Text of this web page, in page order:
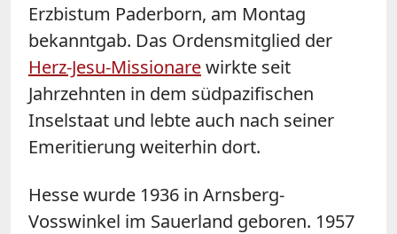
Erzbistum Paderborn, am Montag
bekanntgab. Das Ordensmitglied der
Herz-Jesu-Missionarewirkte seit
Jahrzehnten in dem südpazifischen
Inselstaat und lebte auch nach seiner
Emeritierung weiterhin dort.
Hesse wurde 1936 in Arnsberg-
Vosswinkel im Sauerland geboren. 1957